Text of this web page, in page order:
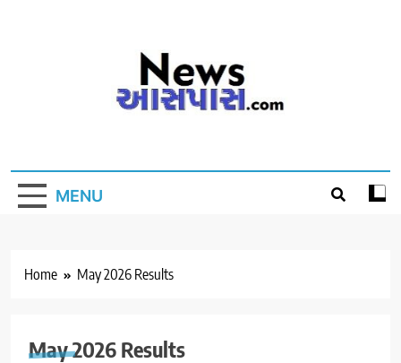
MENU
Home May 2026 Results
May 2026 Results